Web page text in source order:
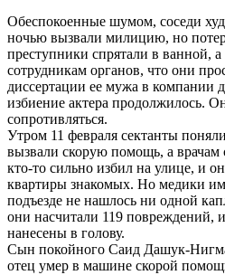
Обеспокоенные шумом, соседи
ночью вызвали милицию, но
преступники спрятали в ванной, а
сотрудникам органов, что они
диссертации ее мужа в компании
избиение актера продолжилось.
сопротивляться.
Утром 11 февраля сектанты
вызвали скорую помощь, а врачам
кто-то сильно избил на улице, и
квартиры знакомых. Но медики
подъезде не нашлось ни одной
они насчитали 119 повреждений,
нанесены в голову.
Сын покойного Саид Дашук-
отец умер в машине скорой